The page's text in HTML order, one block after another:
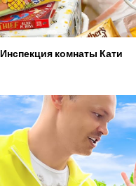
Инспекция комнаты Кати